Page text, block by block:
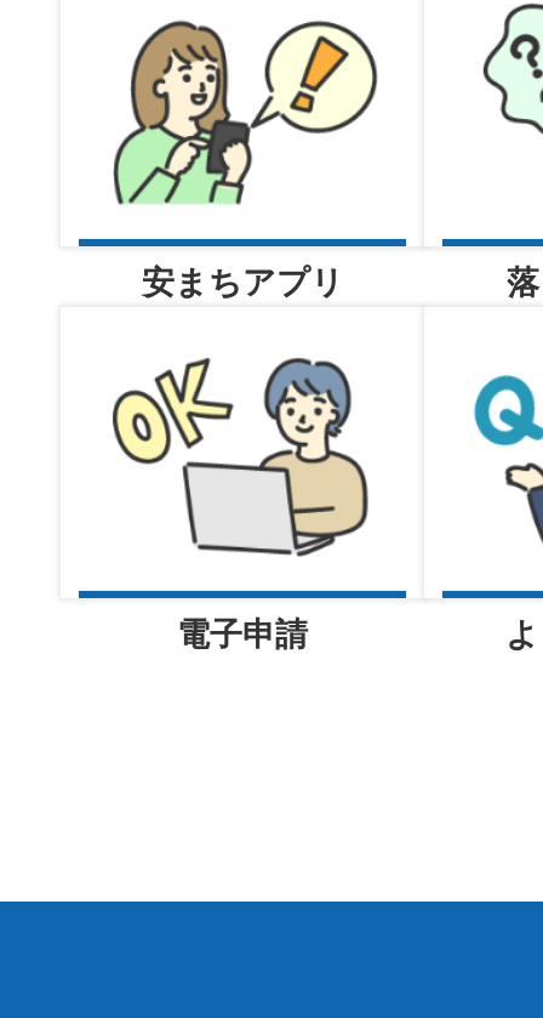
2026年08月05日
事件事故の発生・検挙のお知
日（水曜日））
2026年08月05日
安まちアプリ
電子申請